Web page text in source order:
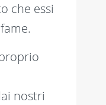
che essi
nostri